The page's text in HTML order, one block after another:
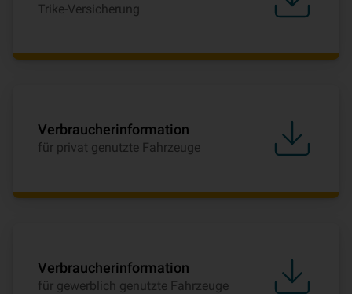
Trike-Versicherung
Verbraucherinformation
für privat genutzte Fahrzeuge
Verbraucherinformation
für gewerblich genutzte Fahrzeuge